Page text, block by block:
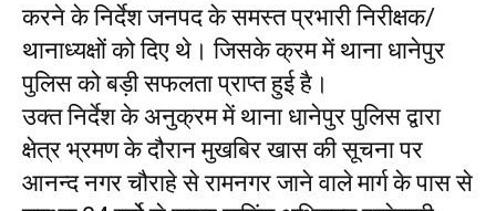
करने के निर्देश जनपद के समस्त प्रभारी निरीक्षक/
थानाध्यक्षों को दिए थे। जिसके क्रम में थाना धानेपुर
पुलिस को बड़ी सफलता प्राप्त हुई है।
उक्त निर्देश के अनुक्रम में थाना धानेपुर पुलिस द्वारा
क्षेत्र भ्रमण के दौरान मुखबिर खास की सूचना पर
आनन्द नगर चौराहे से रामनगर जाने वाले मार्ग के पास से